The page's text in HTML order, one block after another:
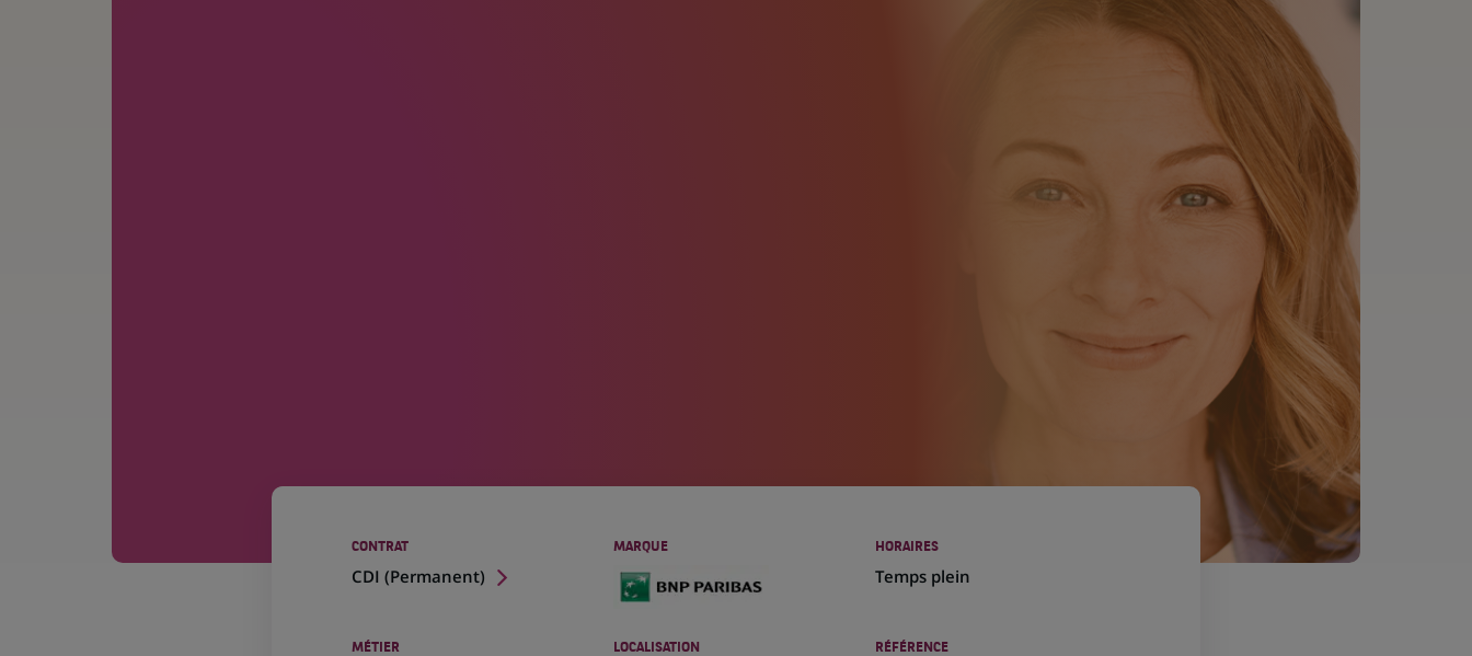
CONTRAT
CDI (Permanent)
MARQUE HORAIRES
Temps plein
MÉTIER LOCALISATION RÉFÉRENCE